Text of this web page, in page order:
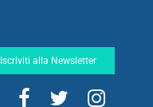
Iscriviti alla Newsletter